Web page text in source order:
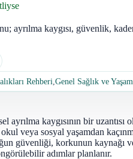
ayrılma kaygısı, güvenlik,
Rehberi Genel Sağlık ve
ayrılma kaygısının bir uzantısı
veya sosyal yaşamdan
güvenliği, korkunun kaynağı
adımlar planlanır.